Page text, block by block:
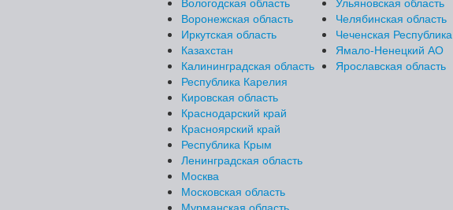
Воронежская область
Иркутская область
Казахстан
Калининградская область
Республика Карелия
Кировская область
Краснодарский край
Красноярский край
Республика Крым
Ленинградская область
Москва
Московская область
Челябинская область
Чеченская Республика
Ямало-Ненецкий АО
Ярославская область